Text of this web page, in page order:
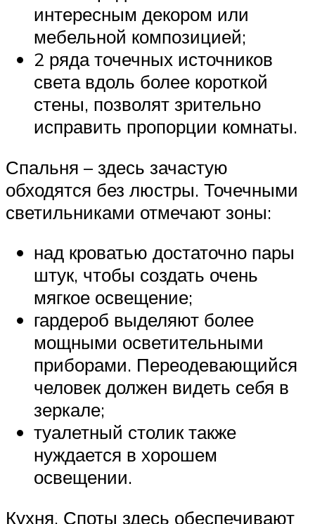
интересным декором или
мебельной композицией;
2 ряда точечных источников
света вдоль более короткой
стены, позволят зрительно
исправить пропорции комнаты.
Спальня – здесь зачастую
обходятся без люстры. Точечными
светильниками отмечают зоны:
над кроватью достаточно пары
штук, чтобы создать очень
мягкое освещение;
гардероб выделяют более
мощными осветительными
приборами. Переодевающийся
человек должен видеть себя в
зеркале;
туалетный столик также
нуждается в хорошем
освещении.
Кухня. Споты здесь обеспечивают